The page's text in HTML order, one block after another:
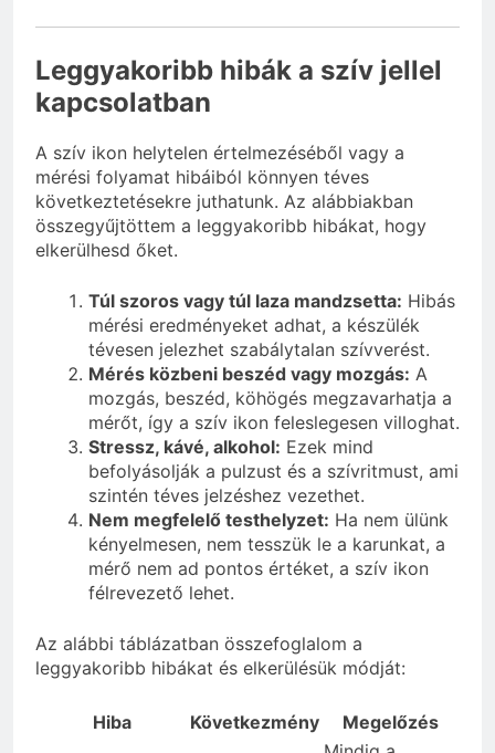
Leggyakoribb hibák a szív jellel
kapcsolatban
A szív ikon helytelen értelmezéséből vagy a
mérési folyamat hibáiból könnyen téves
következtetésekre juthatunk. Az alábbiakban
összegyűjtöttem a leggyakoribb hibákat, hogy
elkerülhesd őket.
Túl szoros vagy túl laza mandzsetta: Hibás
mérési eredményeket adhat, a készülék
tévesen jelezhet szabálytalan szívverést.
Mérés közbeni beszéd vagy mozgás: A
mozgás, beszéd, köhögés megzavarhatja a
mérőt, így a szív ikon feleslegesen villoghat.
Stressz, kávé, alkohol: Ezek mind
befolyásolják a pulzust és a szívritmust, ami
szintén téves jelzéshez vezethet.
Nem megfelelő testhelyzet: Ha nem ülünk
kényelmesen, nem tesszük le a karunkat, a
mérő nem ad pontos értéket, a szív ikon
félrevezető lehet.
Az alábbi táblázatban összefoglalom a
leggyakoribb hibákat és elkerülésük módját:
Hiba Következmény Megelőzés